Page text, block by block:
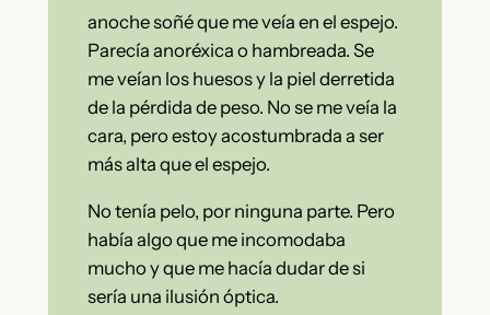
anoche soñé que me veía en el espejo.
Parecía anoréxica o hambreada. Se
me veían los huesos y la piel derretida
de la pérdida de peso. No se me veía la
cara, pero estoy acostumbrada a ser
más alta que el espejo.
No tenía pelo, por ninguna parte. Pero
había algo que me incomodaba
mucho y que me hacía dudar de si
sería una ilusión óptica.